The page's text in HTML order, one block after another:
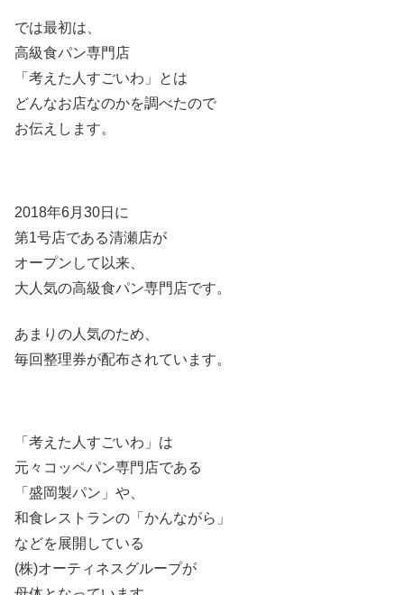
では最初は、
高級食パン専門店
「考えた人すごいわ」とは
どんなお店なのかを調べたので
お伝えします。
2018年6月30日に
第1号店である清瀬店が
オープンして以来、
大人気の高級食パン専門店です。
あまりの人気のため、
毎回整理券が配布されています。
「考えた人すごいわ」は
元々コッペパン専門店である
「盛岡製パン」や、
和食レストランの「かんながら」
などを展開している
(株)オーティネスグループが